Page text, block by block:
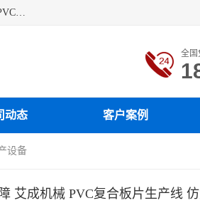
江苏艾斯曼机械有限公司专业生产各种合成树脂瓦设备、PVC树脂瓦生产线、PVC仿大理石板生产线，PVC碳晶板生产线、PVC护墙板生产线，PVC格栅板生产线、PVC扣板生产线、塑料建筑模板生产线。操作方便，性能稳定，价格合理，质量保障。
全国
动态 客户案例
设备
艾成机械 PVC复合板片生产线